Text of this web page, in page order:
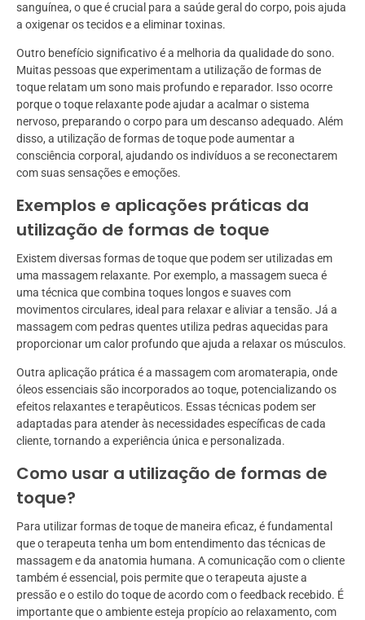
sanguínea, o que é crucial para a saúde geral do corpo, pois ajuda
a oxigenar os tecidos e a eliminar toxinas.
Outro benefício significativo é a melhoria da qualidade do sono.
Muitas pessoas que experimentam a utilização de formas de
toque relatam um sono mais profundo e reparador. Isso ocorre
porque o toque relaxante pode ajudar a acalmar o sistema
nervoso, preparando o corpo para um descanso adequado. Além
disso, a utilização de formas de toque pode aumentar a
consciência corporal, ajudando os indivíduos a se reconectarem
com suas sensações e emoções.
Exemplos e aplicações práticas da
utilização de formas de toque
Existem diversas formas de toque que podem ser utilizadas em
uma massagem relaxante. Por exemplo, a massagem sueca é
uma técnica que combina toques longos e suaves com
movimentos circulares, ideal para relaxar e aliviar a tensão. Já a
massagem com pedras quentes utiliza pedras aquecidas para
proporcionar um calor profundo que ajuda a relaxar os músculos.
Outra aplicação prática é a massagem com aromaterapia, onde
óleos essenciais são incorporados ao toque, potencializando os
efeitos relaxantes e terapêuticos. Essas técnicas podem ser
adaptadas para atender às necessidades específicas de cada
cliente, tornando a experiência única e personalizada.
Como usar a utilização de formas de
toque?
Para utilizar formas de toque de maneira eficaz, é fundamental
que o terapeuta tenha um bom entendimento das técnicas de
massagem e da anatomia humana. A comunicação com o cliente
também é essencial, pois permite que o terapeuta ajuste a
pressão e o estilo do toque de acordo com o feedback recebido. É
importante que o ambiente esteja propício ao relaxamento, com